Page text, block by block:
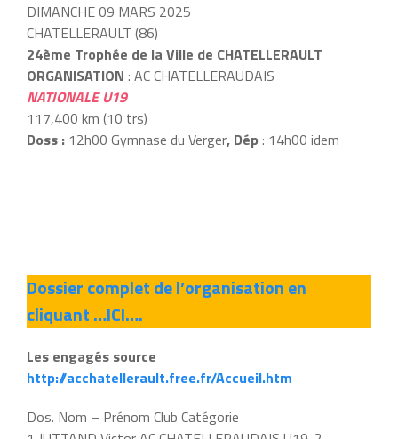
DIMANCHE 09 MARS 2025
CHATELLERAULT (86)
24ème Trophée de la Ville de CHATELLERAULT
ORGANISATION : AC CHATELLERAUDAIS
NATIONALE U19
117,400 km (10 trs)
Doss : 12h00 Gymnase du Verger, Dép : 14h00 idem
Dossier complet de l’organisation en
cliquant …ICI….
Les engagés source
http://acchatellerault.free.fr/Accueil.htm
Dos. Nom – Prénom Club Catégorie